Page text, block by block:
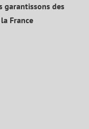
garantissons des
France